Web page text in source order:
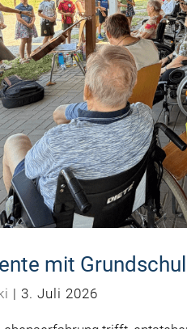
mit
| 3. Juli 2026